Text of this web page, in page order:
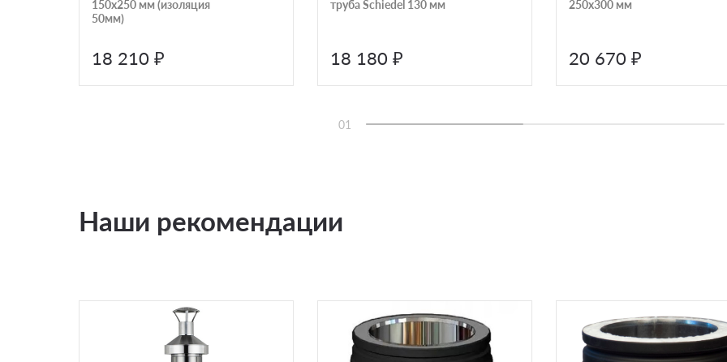
150х250 мм (изоляция
50мм)
18 210 ₽
труба Schiedel 130 мм
18 180 ₽
250х300 мм
20 670 ₽
01
Наши рекомендации